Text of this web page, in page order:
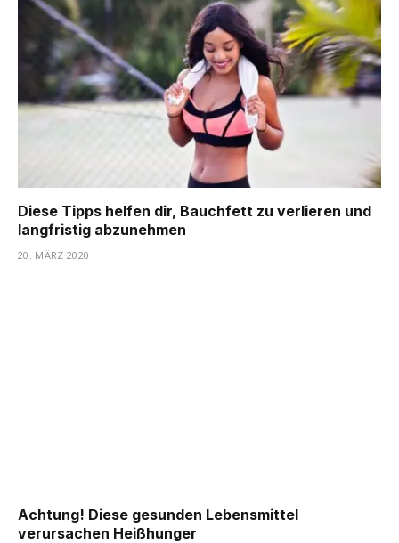
Diese Tipps helfen dir, Bauchfett zu verlieren und
langfristig abzunehmen
20. MÄRZ 2020
Achtung! Diese gesunden Lebensmittel
verursachen Heißhunger